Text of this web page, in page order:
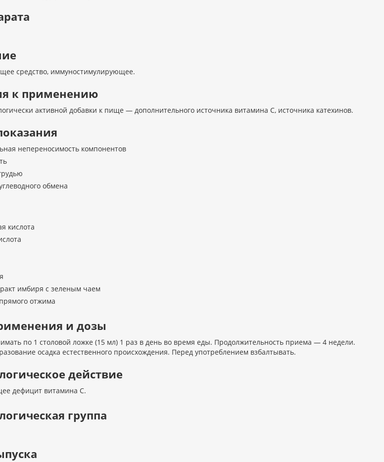
средство, иммуностимулирующее.
к применению
активной добавки к пище — дополнительного источника витамина С, источника катехинов.
непереносимость компонентов
обмена
кислота
имбиря с зеленым чаем
отжима
и дозы
по 1 столовой ложке (15 мл) 1 раз в день во время еды. Продолжительность приема — 4 недели.
осадка естественного происхождения. Перед употреблением взбалтывать.
действие
дефицит витамина С.
группа